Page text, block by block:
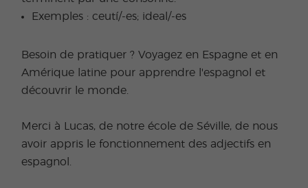
Exemples : ceutí/-es; ideal/-es
Besoin de pratiquer ? Voyagez en Espagne et en
Amérique latine pour apprendre l'espagnol et
découvrir le monde.
Merci à Lucas, de notre école de Séville, de nous
avoir appris le fonctionnement des adjectifs en
espagnol.